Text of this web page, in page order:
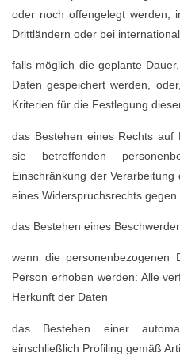
oder noch offengelegt werden,
Drittländern oder bei
falls möglich die geplante
Daten gespeichert werden,
Kriterien für die Festlegung
das Bestehen eines Rechts auf
sie betreffenden
Einschränkung der
eines Widerspruchsrechts
das Bestehen eines
wenn die personenbezogenen
Person erhoben werden: Alle
Herkunft der Daten
das Bestehen einer
einschließlich Profiling gemäß